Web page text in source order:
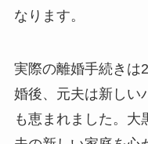
なります。
実際の離婚手続きは
婚後、元夫は新しい
も恵まれました。大